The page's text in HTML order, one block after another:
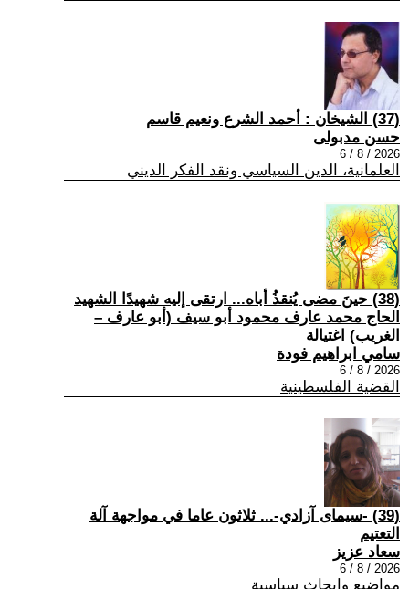
(37) الشيخان : أحمد الشرع ونعيم قاسم
حسن مدبولى
2026 / 8 / 6
العلمانية، الدين السياسي ونقد الفكر الديني
(38) حينَ مضى يُنقذُ أباه... ارتقى إليه شهيدًا الشهيد
الحاج محمد عارف محمود أبو سيف (أبو عارف –
الغريب) اغتيالة
سامي ابراهيم فودة
2026 / 8 / 6
القضية الفلسطينية
(39) -سيمای آزادي-... ثلاثون عاما في مواجهة آلة
التعتيم
سعاد عزيز
2026 / 8 / 6
مواضيع وابحاث سياسية